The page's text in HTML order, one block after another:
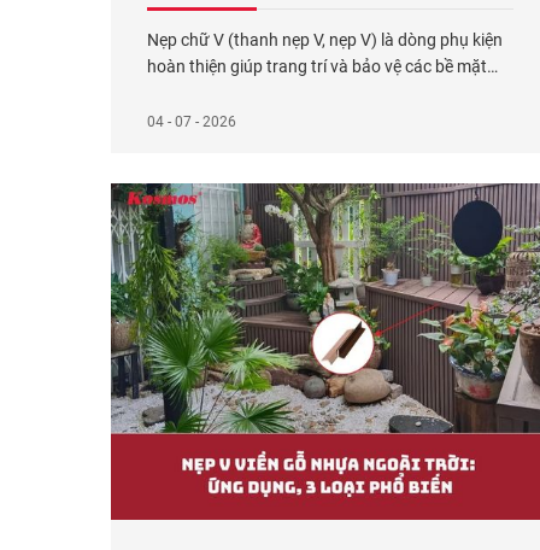
Nẹp chữ V (thanh nẹp V, nẹp V) là dòng phụ kiện
hoàn thiện giúp trang trí và bảo vệ các bề mặt
liệu này được sản xuất từ 4 chất liệu phổ biến:
04 - 07 - 2026